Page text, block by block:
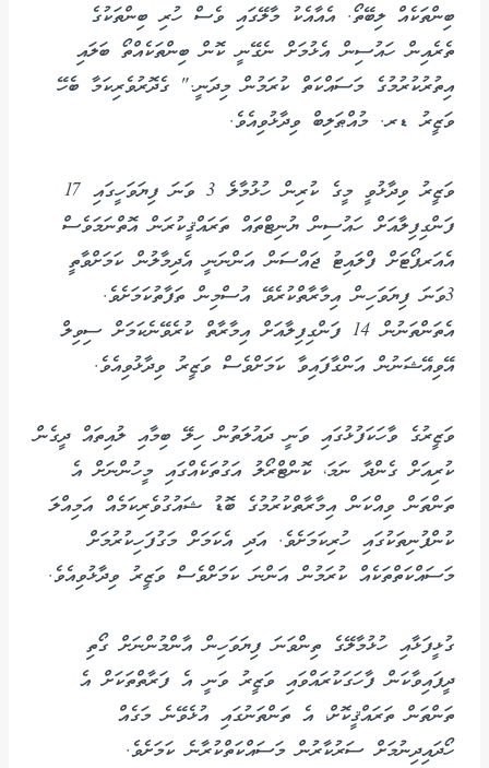
ބިންތަކެއް ލިބޭތޯ. އެއާއެކު މާލޭގައި ވެސް ހުރި ބިންތަކުގެ
ތެރެއިން ހައުސިން އެޅުމަށް ނެގޭނީ ކޮން ބިންތަކެއްތޯ ބަލައި
އިތުރުކުރުމުގެ މަސައްކަތް ކުރަމުން މިދަނީ." ގެދޮރުވެރިކަމާ ބެހޭ
ވަޒީރު ޑރ. މުއްޠަލިބް ވިދާޅުވިއެވެ.
ވަޒީރު ވިދާޅުވީ މީގެ ކުރިން ހުޅުމާލެ 3 ވަނަ ފިޔަވަހީގައި 17
ފަންގިފިލާއަށް ހައުސިން ޔުނިޓްތައް ތަރައްޤީކުރަން އޮތްނަމަވެސް
އެއަރޕޯޓަށް ފްލައިޓު ޖައްސަން އަންނަނީ އެދިމާލުން ކަމަށްވާތީ
3ވަނަ ފިޔަވަހިން އިމާރާތްކުރެވޭ އުސްމިން ތަފާތުކަމަށެވެ.
އެތަންތަނުން 14 ފަންގިފިލާއަށް އިމާރާތް ކުރެވޭނެކަމަށް ސިވިލް
އޭވިއޭޝަނުން އަންގާފައިވާ ކަމަށްވެސް ވަޒީރު ވިދާޅުވިއެވެ.
ވަޒީރުގެ ވާހަކަފުޅުގައި ވަނީ ދައުލަތުން ހިލޭ ބިމާއި ލުއިތައް ދީގެން
ކުރިއަށް ގެންދާ ނަމަ، ކޮންޓްރޯލު އަގުތަކެއްގައި މީހުންނަށް އެ
ތަންތަން ވިއްކަން އިމާރާތްކުރުމުގެ ބޮޑު ޝައުގުވެރިކަމެއް އަމިއްލަ
ކުންފުނިތަކުގައި ހުރިކަމަށެވެ. އަދި އެކަމަށް މަގުފަހިކުރުމަށް
މަސައްކަތްތަކެއް ކުރަމުން އަންނަ ކަމަށްވެސް ވަޒީރު ވިދާޅުވިއެވެ.
ގުޅީފަޅާއި ހުޅުމާލޭގެ ތިންވަނަ ފިޔަވަހިން އާންމުންނަށް ގޯތި
ދީފައިވާކަން ފާހަގަކުރައްވައި ވަޒީރު ވަނީ އެ ފަރާތްތަކަށް އެ
ތަންތަން ތަރައްޤީކޮށް، އެ ތަންތަނުގައި އުޅެވޭނެ މަގެއް
ހޯދައިދިނުމަށް ސަރުކާރުން މަސައްކަތްކުރާނެ ކަމަށެވެ.